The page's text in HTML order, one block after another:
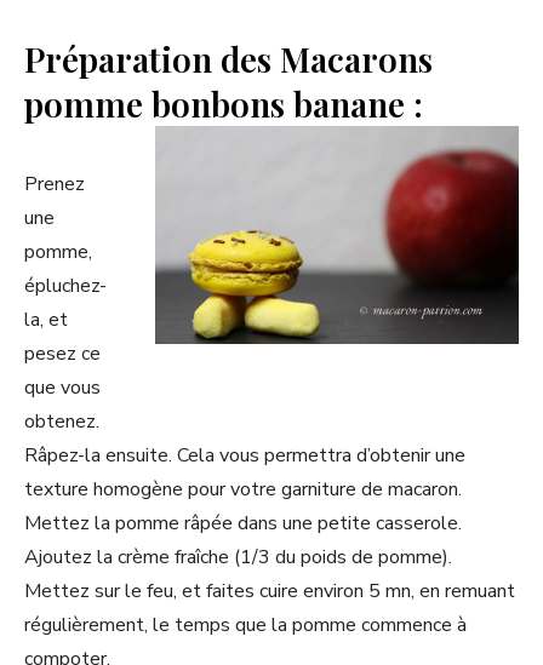
Préparation des Macarons
pomme bonbons banane :
Prenez
une
pomme,
épluchez-
la, et
pesez ce
que vous
obtenez.
Râpez-la ensuite. Cela vous permettra d’obtenir une
texture homogène pour votre garniture de macaron.
Mettez la pomme râpée dans une petite casserole.
Ajoutez la crème fraîche (1/3 du poids de pomme).
Mettez sur le feu, et faites cuire environ 5 mn, en remuant
régulièrement, le temps que la pomme commence à
compoter.